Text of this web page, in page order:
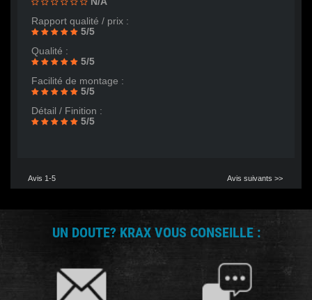
Rapport qualité / prix :
5/5
Qualité :
5/5
Facilité de montage :
5/5
Détail / Finition :
5/5
Avis 1-5 Avis suivants >>
UN DOUTE? KRAX VOUS CONSEILLE :